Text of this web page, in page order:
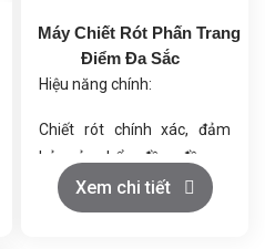
Máy Chiết Rót Phấn Trang
Điểm Đa Sắc
Hiệu năng chính:
Chiết rót chính xác, đảm
bảo sản phẩm đồng đều.
Tốc độ sản xuất linh hoạt,
phù hợp với nhiều quy mô.
Xem chi tiết